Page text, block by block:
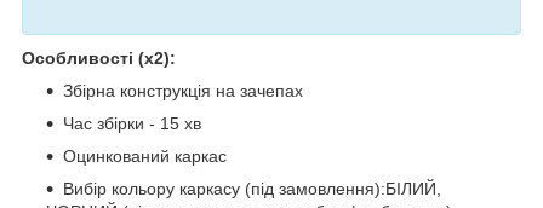
Особливості (х2):
Збірна конструкція на зачепах
Час збірки - 15 хв
Оцинкований каркас
Вибір кольору каркасу (під замовлення):БІЛИЙ,